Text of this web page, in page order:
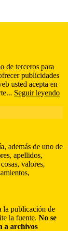
de terceros para
publicidades
usted acepta en
Seguir leyendo
además de uno de
apellidos,
valores,
la publicación de
la fuente. No se
a archivos